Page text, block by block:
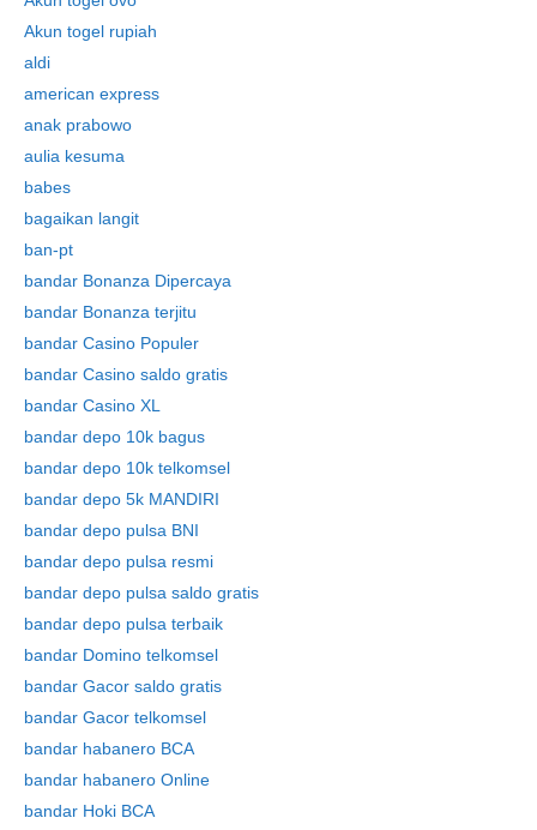
Akun togel rupiah
aldi
american express
anak prabowo
aulia kesuma
babes
bagaikan langit
ban-pt
bandar Bonanza Dipercaya
bandar Bonanza terjitu
bandar Casino Populer
bandar Casino saldo gratis
bandar Casino XL
bandar depo 10k bagus
bandar depo 10k telkomsel
bandar depo 5k MANDIRI
bandar depo pulsa BNI
bandar depo pulsa resmi
bandar depo pulsa saldo gratis
bandar depo pulsa terbaik
bandar Domino telkomsel
bandar Gacor saldo gratis
bandar Gacor telkomsel
bandar habanero BCA
bandar habanero Online
bandar Hoki BCA